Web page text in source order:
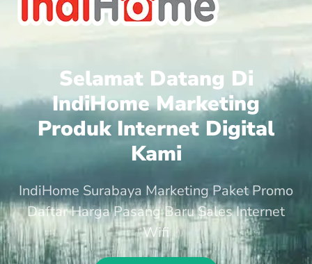
Selamat Datang Di
IndiHome Marketing
Produk Internet Digital
Kami
IndiHome Surabaya Marketing Paket Promo
Daftar Harga Pasang Baru Sales Internet
Wifi